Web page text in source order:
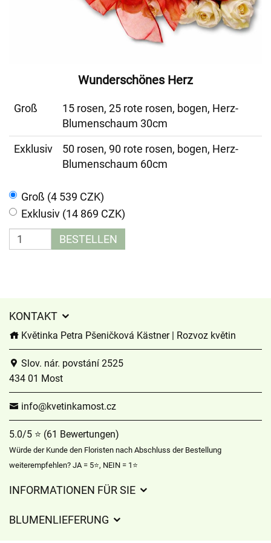
Wunderschönes Herz
Groß
15 rosen, 25 rote rosen, bogen, Herz-
Blumenschaum 30cm
Exklusiv
50 rosen, 90 rote rosen, bogen, Herz-
Blumenschaum 60cm
Groß (4 539 CZK)
Exklusiv (14 869 CZK)
BESTELLEN
KONTAKT
Květinka Petra Pšeničková Kästner | Rozvoz květin
Slov. nár. povstání 2525
434 01 Most
info@kvetinkamost.cz
5.0/5 ⭐ (61 Bewertungen)
Würde der Kunde den Floristen nach Abschluss der Bestellung
weiterempfehlen? JA = 5⭐, NEIN = 1⭐
INFORMATIONEN FÜR SIE
BLUMENLIEFERUNG